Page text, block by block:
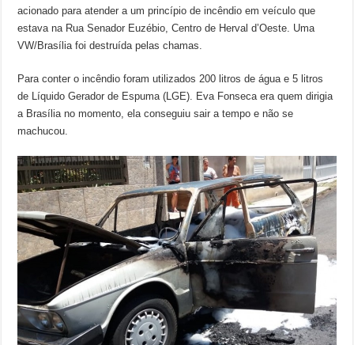
acionado para atender a um princípio de incêndio em veículo que
estava na Rua Senador Euzébio, Centro de Herval d’Oeste. Uma
VW/Brasília foi destruída pelas chamas.
Para conter o incêndio foram utilizados 200 litros de água e 5 litros
de Líquido Gerador de Espuma (LGE). Eva Fonseca era quem dirigia
a Brasília no momento, ela conseguiu sair a tempo e não se
machucou.